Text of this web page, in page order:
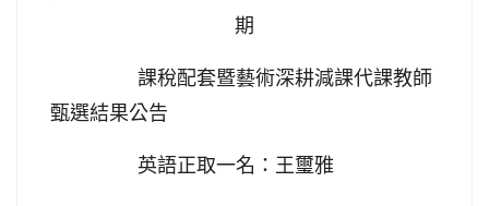
期
課稅配套暨藝術深耕減課代課教師
甄選結果公告
英語正取一名：王璽雅